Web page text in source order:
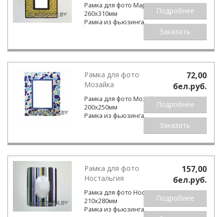
Рамка для фото Марракеш
260х310мм
Рамка из фьюзинга.
Подробнее
Заказать
Рамка для фото
Мозайка
Рамка для фото Мозайка
200х250мм
Рамка из фьюзинга.
72,00
бел.pуб.
Подробнее
Заказать
Рамка для фото
Ностальгия
Рамка для фото Ностальгия
210х280мм
Рамка из фьюзинга.
157,00
бел.pуб.
Подробнее